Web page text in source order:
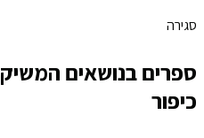
סגירה
ספרים בנושאים
כיפור